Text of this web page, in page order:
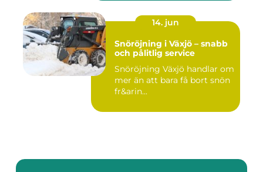
14. jun
Snöröjning i Växjö – snabb
och pålitlig service
Snöröjning Växjö handlar om
mer än att bara få bort snön
fr&arin...